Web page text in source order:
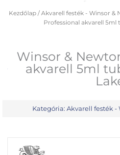
Kezdőlap /Akvarell festék - Winsor &
Professional akvarell 5ml
Winsor &
akvarell 5ml
Kategória: Akvarell festék -